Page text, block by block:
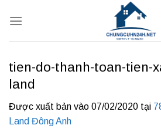
qua
tien-do-thanh-toan-tien-
land
Được xuất bản vào 07/02/2020 tại
Land Đông Anh